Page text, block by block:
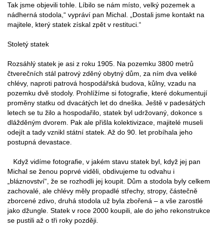
Tak jsme objevili tohle. Líbilo se nám místo, velký pozemek a
nádherná stodola,“ vypráví pan Michal. „Dostali jsme kontakt na
majitele, který statek získal zpět v restituci.“
Stoletý statek
Rozsáhlý statek je asi z roku 1905. Na pozemku 3800 metrů
čtverečních stál patrový zděný obytný dům, za ním dva veliké
chlévy, naproti patrová hospodářská budova, kůlny, vzadu na
pozemku dvě stodoly. Prohlížíme si fotografie, které dokumentují
proměny statku od dvacátých let do dneška. Ještě v padesátých
letech se tu žilo a hospodařilo, statek byl udržovaný, dokonce s
dlážděným dvorem. Pak ale přišla kolektivizace, majitelé museli
odejít a tady vznikl státní statek. Až do 90. let probíhala jeho
postupná devastace.
Když vidíme fotografie, v jakém stavu statek byl, když jej pan
Michal se ženou poprvé viděli, obdivujeme tu odvahu i
„bláznovství“, že se rozhodli jej koupit. Dům a stodola byly celkem
zachovalé, ale chlévy měly propadlé střechy, stropy, částečně
zborcené zdivo, druhá stodola už byla zbořená – a vše zarostlé
jako džungle. Statek v roce 2000 koupili, ale do jeho rekonstrukce
se pustili až o tři roky později.